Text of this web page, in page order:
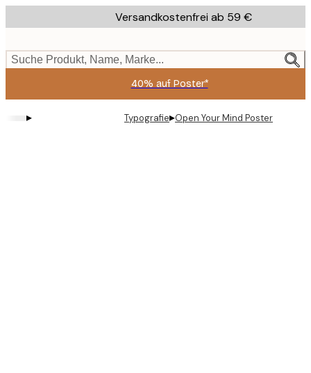
to
content.
Versandkostenfrei ab 59 €
Suche Produkt, Name, Marke...
40% auf Poster*
▸ Typografie▸Open Your Mind Poster